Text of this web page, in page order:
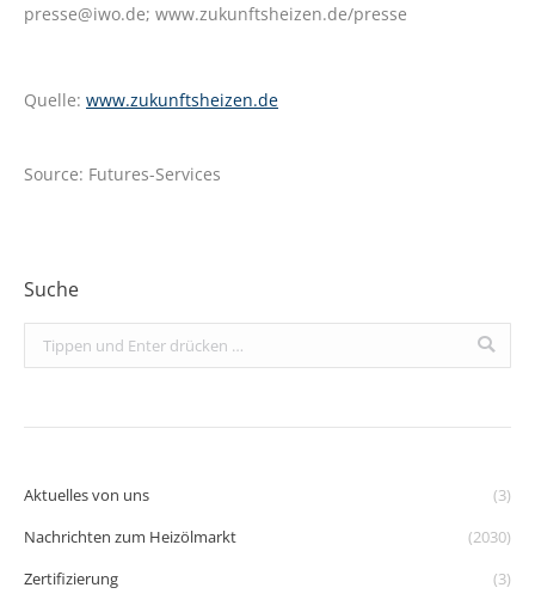
presse@iwo.de; www.zukunftsheizen.de/presse
Quelle: www.zukunftsheizen.de
Source: Futures-Services
Suche
Search:
Aktuelles von uns
(3)
Nachrichten zum Heizölmarkt
(2030)
Zertifizierung
(3)